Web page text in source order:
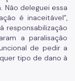
Não deleguei essa
é inaceitável”,
responsabilização
a paralisação
de pedir a
tipo de dano à